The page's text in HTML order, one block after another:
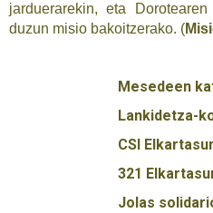
jarduerarekin, eta
duzun misio bakoitzerako. (
Mesedeen
Lankidetza-
CSI
321
Jolas